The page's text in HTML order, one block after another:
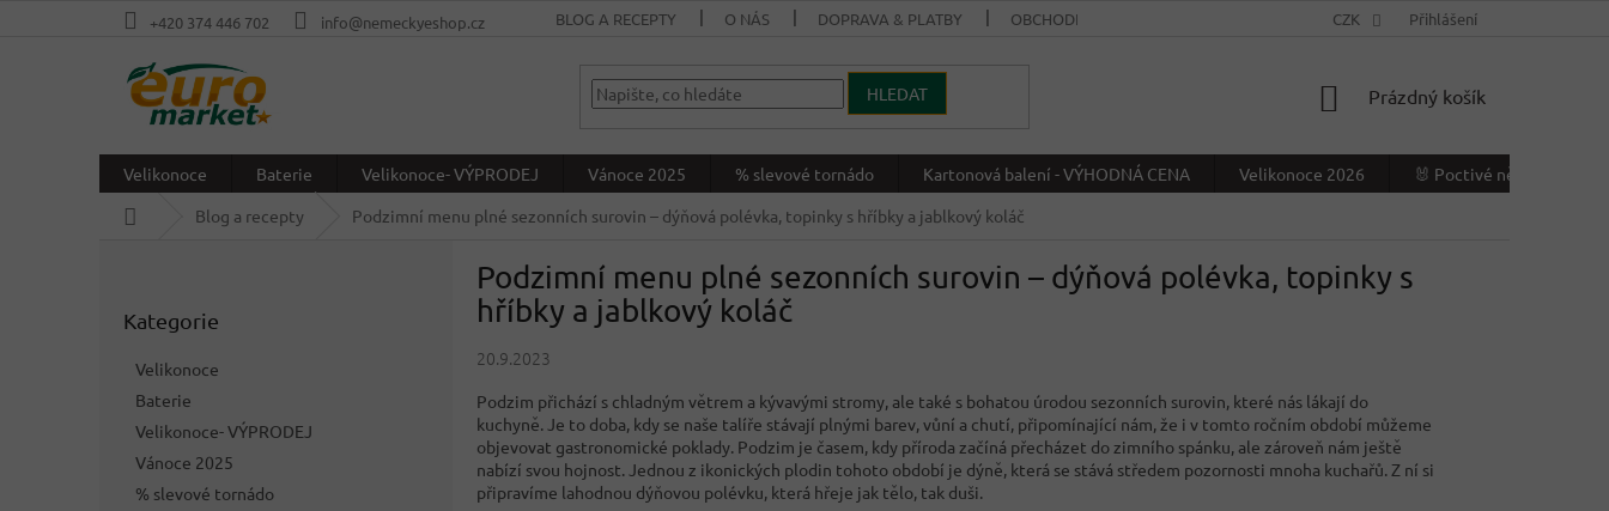
+420 374 446 702 info@nemeckyeshop.cz BLOG A RECEPTY O NÁS DOPRAVA & PLATBY OBCHODNÍ PODMÍNKY VÝDEJNÍ MÍSTO
CZK Přihlášení
HLEDAT
NÁKUPNÍ
Prázdný košík
Velikonoce Baterie Velikonoce- VÝPRODEJ Vánoce 2025 % slevové tornádo Kartonová balení - VÝHODNÁ CENA Velikonoce 2026
🐰 Poctivé německé
Blog a recepty Podzimní menu plné sezonních surovin – dýňová polévka, topinky s hříbky a jablkový koláč
kategorie
Kategorie
Velikonoce
Baterie
Velikonoce- VÝPRODEJ
Vánoce 2025
% slevové tornádo
Podzimní menu plné sezonních surovin – dýňová polévka, topinky s
hříbky a jablkový koláč
20.9.2023
Podzim přichází s chladným větrem a kývavými stromy, ale také s bohatou úrodou sezonních surovin, které nás lákají do
kuchyně. Je to doba, kdy se naše talíře stávají plnými barev, vůní a chutí, připomínající nám, že i v tomto ročním období můžeme
objevovat gastronomické poklady. Podzim je časem, kdy příroda začíná přecházet do zimního spánku, ale zároveň nám ještě
nabízí svou hojnost. Jednou z ikonických plodin tohoto období je dýně, která se stává středem pozornosti mnoha kuchařů. Z ní si
připravíme lahodnou dýňovou polévku, která hřeje jak tělo, tak duši.